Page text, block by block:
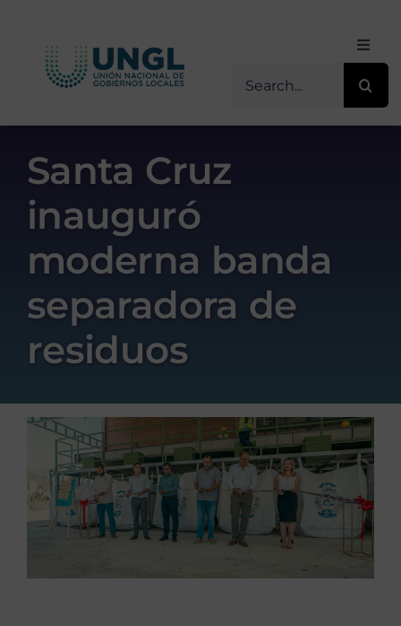
content
Inicio
Transparencia
Servicios / Programas
Comunicación
Santa Cruz
inauguró
moderna banda
separadora de
residuos